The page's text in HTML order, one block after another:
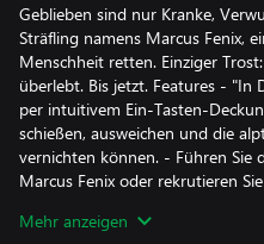
Geblieben sind nur Kranke,
Sträfling namens Marcus Fenix,
Menschheit retten. Einziger
überlebt. Bis jetzt. Features - "In
per intuitivem Ein-Tasten-
schießen, ausweichen und die
vernichten können. - Führen Sie
Marcus Fenix oder rekrutieren
im Team zu bewältigen - on-
Mehr anzeigen